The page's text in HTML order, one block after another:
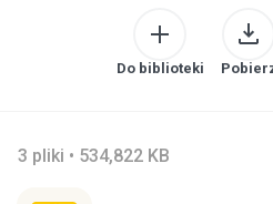
Do biblioteki
3 pliki • 534,822 KB